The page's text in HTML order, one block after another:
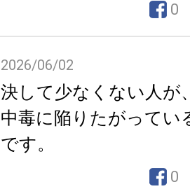
0
2026/06/02
決して少なくない人が
中毒に陥りたがってい
です。
0